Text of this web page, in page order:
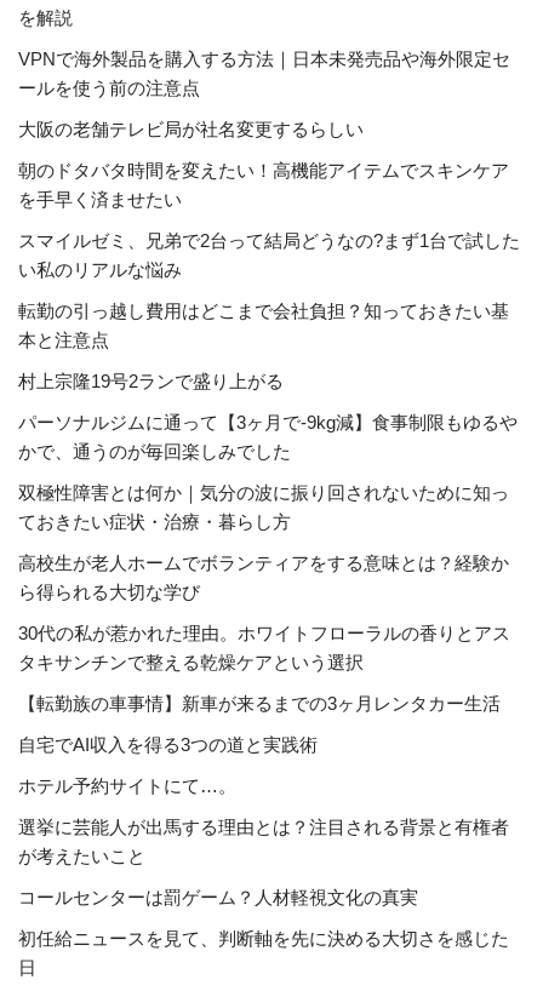
を解説
VPNで海外製品を購入する方法｜日本未発売品や海外限定セ
ールを使う前の注意点
大阪の老舗テレビ局が社名変更するらしい
朝のドタバタ時間を変えたい！高機能アイテムでスキンケア
を手早く済ませたい
スマイルゼミ、兄弟で2台って結局どうなの?まず1台で試した
い私のリアルな悩み
転勤の引っ越し費用はどこまで会社負担？知っておきたい基
本と注意点
村上宗隆19号2ランで盛り上がる
パーソナルジムに通って【3ヶ月で-9kg減】食事制限もゆるや
かで、通うのが毎回楽しみでした
双極性障害とは何か｜気分の波に振り回されないために知っ
ておきたい症状・治療・暮らし方
高校生が老人ホームでボランティアをする意味とは？経験か
ら得られる大切な学び
30代の私が惹かれた理由。ホワイトフローラルの香りとアス
タキサンチンで整える乾燥ケアという選択
【転勤族の車事情】新車が来るまでの3ヶ月レンタカー生活
自宅でAI収入を得る3つの道と実践術
ホテル予約サイトにて…。
選挙に芸能人が出馬する理由とは？注目される背景と有権者
が考えたいこと
コールセンターは罰ゲーム？人材軽視文化の真実
初任給ニュースを見て、判断軸を先に決める大切さを感じた
日